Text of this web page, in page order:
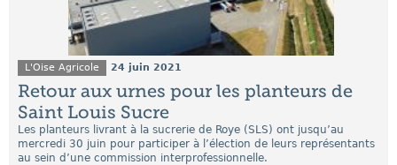
L'Oise Agricole 24 juin 2021
Retour aux urnes pour les planteurs de
Saint Louis Sucre
Les planteurs livrant à la sucrerie de Roye (SLS) ont jusqu’au
mercredi 30 juin pour participer à l’élection de leurs représentants
au sein d’une commission interprofessionnelle.